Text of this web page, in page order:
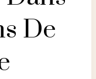
De